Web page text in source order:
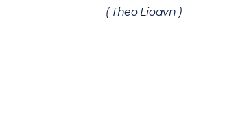
( Theo Lioavn )